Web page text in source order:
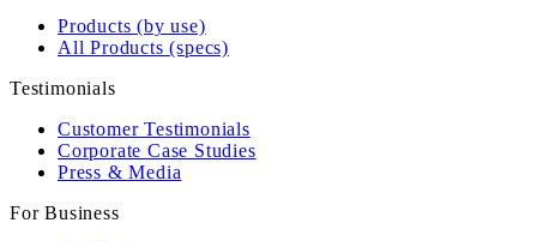
Products (by use)
All Products (specs)
Testimonials
Customer Testimonials
Corporate Case Studies
Press & Media
For Business